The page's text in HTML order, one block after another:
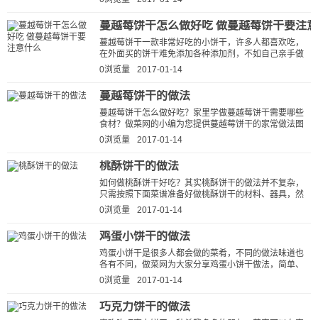
蔓越莓饼干怎么做好吃 做蔓越莓饼干要注
蔓越莓饼干一款非常好吃的小饼干，许多人都喜欢吃，
在外面买的饼干难免添加各种添加剂，不如自己亲手做
的放心，下面我们就来学习一下蔓越...
0浏览量 2017-01-14
蔓越莓饼干的做法
蔓越莓饼干怎么做好吃？家里学做蔓越莓饼干需要哪些
食材？做菜网的小编为您提供蔓越莓饼干的家常做法图
解，让厨房新手也能做出美味可口...
0浏览量 2017-01-14
桃酥饼干的做法
如何做桃酥饼干好吃？其实桃酥饼干的做法并不复杂，
只需按照下面菜谱准备好做桃酥饼干的材料、器具，然
后按照步骤一步步来做，您一定能学...
0浏览量 2017-01-14
鸡蛋小饼干的做法
鸡蛋小饼干是很多人都会做的菜肴，不同的做法味道也
各有不同，做菜网为大家分享鸡蛋小饼干做法，简单、
好吃、下饭。按这种方法做出的鸡...
0浏览量 2017-01-14
巧克力饼干的做法